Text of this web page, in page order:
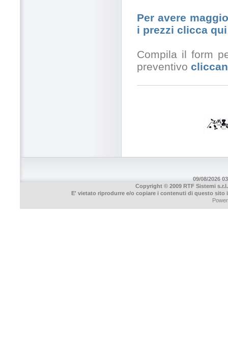
Per avere
i prezzi clicca qui
Compila il form
preventivo
09/08/2026
Copyright © 2009 RTF Sistemi
E' vietato riprodurre e/o copiare i contenuti di questo